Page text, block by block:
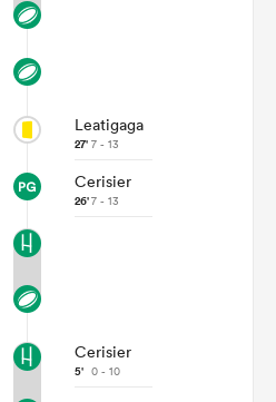
Leatigaga
27' 7 - 13
Cerisier
26'7 - 13
Cerisier
5' 0 - 10